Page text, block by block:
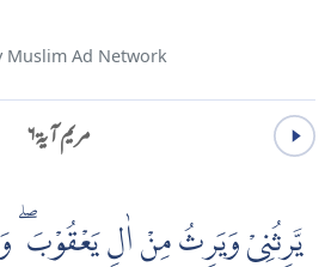
Muslim Ad Network
مریم آية ۶
يَّرِثُنِىْ وَيَرِثُ مِنْ اٰلِ يَعْقُوْبَ